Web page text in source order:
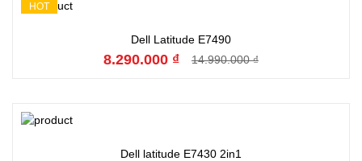
Đặt hàng
HOT
Dell Latitude E7490
8.290.000 ₫ 14.990.000 ₫
Đặt hàng
Dell latitude E7430 2in1